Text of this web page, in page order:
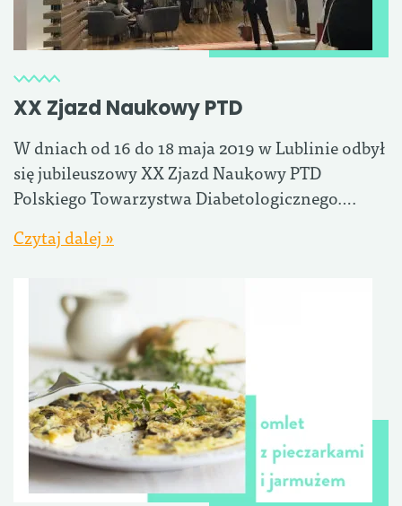
XX Zjazd Naukowy PTD
W dniach od 16 do 18 maja 2019 w Lublinie odbył
się jubileuszowy XX Zjazd Naukowy PTD
Polskiego Towarzystwa Diabetologicznego….
Czytaj dalej »